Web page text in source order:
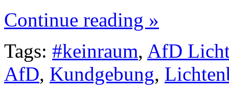
Continue reading »
Tags: #keinraum, AfD
AfD, Kundgebung,